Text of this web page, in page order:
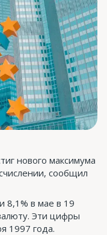
нового максимума
сообщил
8,1% в мае в 19
Эти цифры
1997 года.